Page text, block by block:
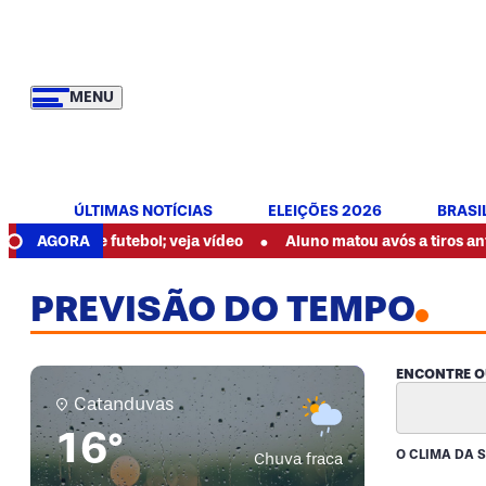
MENU
ÚLTIMAS NOTÍCIAS ELEIÇÕES 2026
AGORA
de futebol; veja vídeo • Aluno matou avós a tiros antes de
PREVISÃO DO TEMPO
Catanduvas
16° Chuva fraca
ENCONTRE
O CLIMA DA